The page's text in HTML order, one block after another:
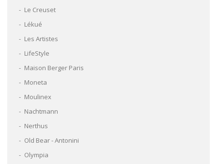
Le Creuset
Lékué
Les Artistes
LifeStyle
Maison Berger Paris
Moneta
Moulinex
Nachtmann
Nerthus
Old Bear - Antonini
Olympia